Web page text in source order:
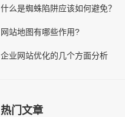
什么是蜘蛛陷阱应该如何避免？
网站地图有哪些作用?
企业网站优化的几个方面分析
热门文章